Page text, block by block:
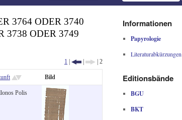
3764 ODER 3740
3738 ODER 3749
1 | | | 2
Bild
Polis
Informationen
Papyrologie
Literaturabkürzungen
Editionsbände
BGU
BKT